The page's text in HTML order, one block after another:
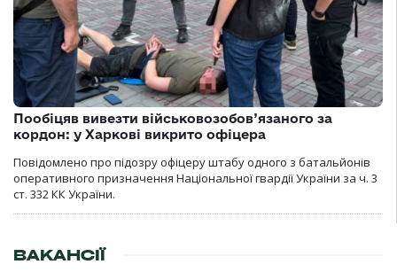
Пообіцяв вивезти військовозобов’язаного за
кордон: у Харкові викрито офіцера
Повідомлено про підозру офіцеру штабу одного з батальйонів
оперативного призначення Національної гвардії України за ч. 3
ст. 332 КК України.
ВАКАНСІЇ